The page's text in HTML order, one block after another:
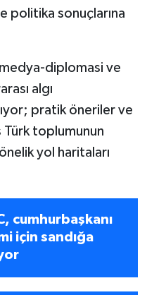
politika sonuçlarına
diplomasi ve
algı
pratik öneriler ve
Türk toplumunun
yol haritaları
cumhurbaşkanı
için sandığa